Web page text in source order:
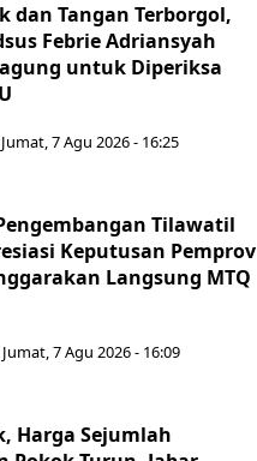
dan Tangan Terborgol,
Febrie Adriansyah
untuk Diperiksa
Jumat, 7 Agu 2026 - 16:25
Tilawatil
Keputusan Pemprov
Langsung MTQ
Jumat, 7 Agu 2026 - 16:09
Harga Sejumlah